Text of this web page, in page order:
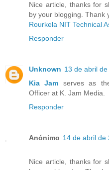
Nice article, thanks for
by your blogging. Thank
Rourkela NIT Technical
Responder
Unknown 13 de abril
Kia Jam
serves as
Officer at K. Jam Media.
Responder
Anónimo 14 de abril de
Nice article, thanks for